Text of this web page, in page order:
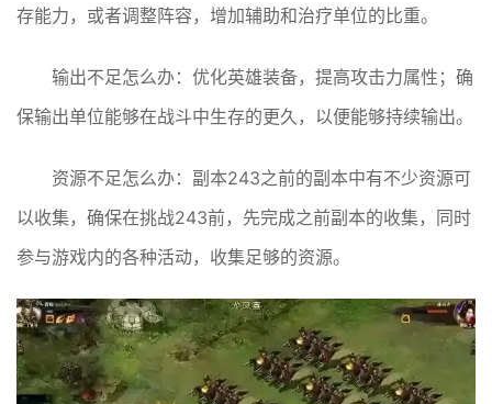
存能力，或者调整阵容，增加辅助和治疗单位的比重。
输出不足怎么办：优化英雄装备，提高攻击力属性；确
保输出单位能够在战斗中生存的更久，以便能够持续输出。
资源不足怎么办：副本243之前的副本中有不少资源可
以收集，确保在挑战243前，先完成之前副本的收集，同时
参与游戏内的各种活动，收集足够的资源。